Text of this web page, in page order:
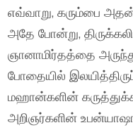
எவ்வாறு, கரும்பை அதன்
அதே போன்று,
ஞானாமிர்தத்தை
போதையில்
மஹான்களின்
அறிஞர்களின்